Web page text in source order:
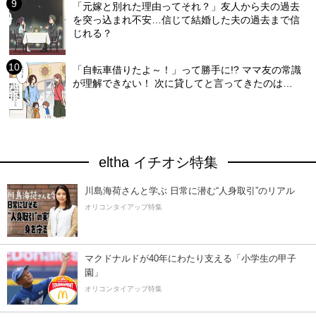
「元嫁と別れた理由ってそれ？」友人から夫の過去
を突っ込まれ不安…信じて結婚した夫の過去まで信
じれる？
「自転車借りたよ～！」って勝手に!? ママ友の常識
が理解できない！ 次に貸してと言ってきたのは…
eltha イチオシ特集
川島海荷さんと学ぶ 日常に潜む“人身取引”のリアル
オリコンタイアップ特集
マクドナルドが40年にわたり支える「小学生の甲子
園」
オリコンタイアップ特集